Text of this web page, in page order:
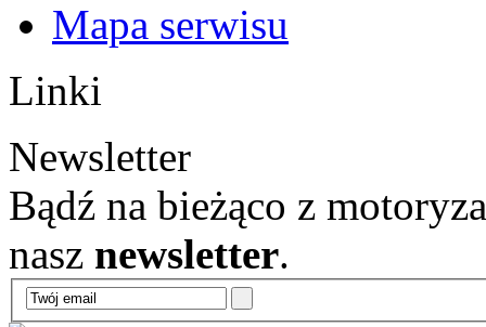
Mapa serwisu
Linki
Newsletter
Bądź na bieżąco z
nasz newsletter.